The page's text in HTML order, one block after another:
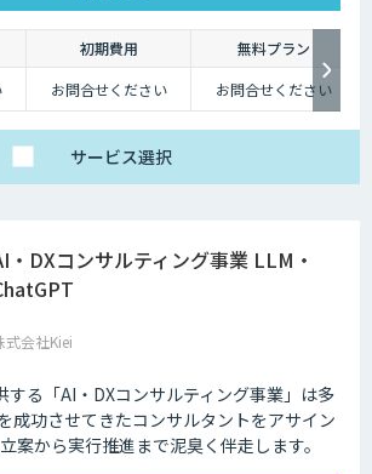
初期費用
無料プラン
お問合せください お問合せください
サービス選択
・DXコンサルティング事業 LLM・
式会社Kiei
る「AI・DXコンサルティング事業」は多
成功させてきたコンサルタントをアサイン
案から実行推進まで泥臭く伴走します。